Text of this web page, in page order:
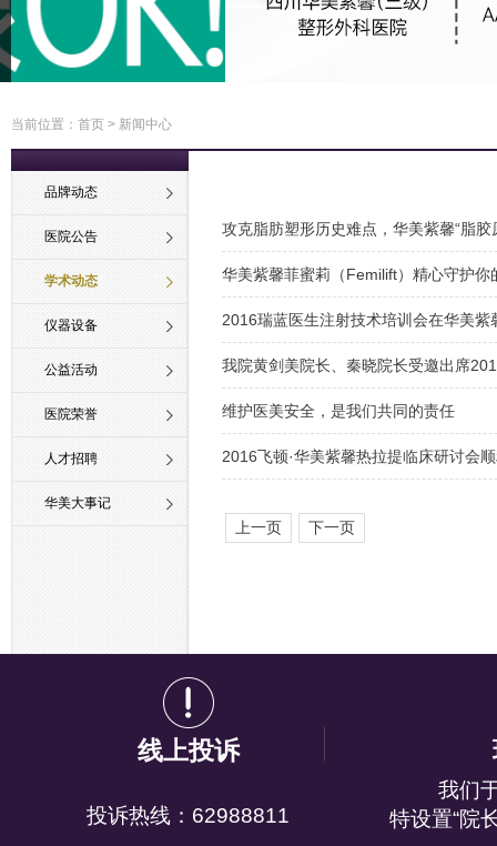
当前位置： 首页 > 新闻中心
品牌动态
医院公告
学术动态
仪器设备
公益活动
医院荣誉
人才招聘
华美大事记
攻克脂肪塑形历史难点，华美紫馨“脂
华美紫馨菲蜜莉（Femilift）精心守护你
2016瑞蓝医生注射技术培训会在华美紫
我院黄剑美院长、秦晓院长受邀出席
维护医美安全，是我们共同的责任
2016飞顿·华美紫馨热拉提临床研讨会
上一页 下一页
线上投诉
投诉热线：62988811
我们
特设置“院